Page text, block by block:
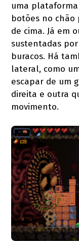
uma
botões no chão
de cima. Já em
sustentadas
buracos. Há
lateral, como
escapar de um
direita e outra
movimento.